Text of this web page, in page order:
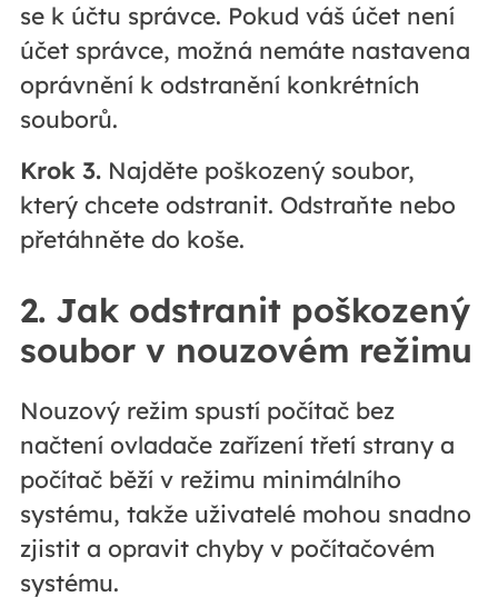
se k účtu správce. Pokud váš účet není
účet správce, možná nemáte nastavena
oprávnění k odstranění konkrétních
souborů.
Krok 3.Najděte poškozený soubor,
který chcete odstranit. Odstraňte nebo
přetáhněte do koše.
2. Jak odstranit poškozený
soubor v nouzovém režimu
Nouzový režim spustí počítač bez
načtení ovladače zařízení třetí strany a
počítač běží v režimu minimálního
systému, takže uživatelé mohou snadno
zjistit a opravit chyby v počítačovém
systému.